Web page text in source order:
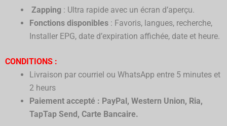
Zapping : Ultra rapide avec un écran d’aperçu.
Fonctions disponibles : Favoris, langues, recherche,
Installer EPG, date d’expiration affichée, date et heure.
CONDITIONS :
Livraison par courriel ou WhatsApp entre 5 minutes et
2 heurs
Paiement accepté : PayPal, Western Union, Ria,
TapTap Send, Carte Bancaire.